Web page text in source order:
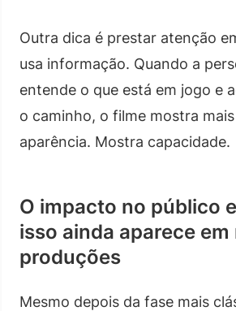
Outra dica é prestar atenção
usa informação. Quando a
entende o que está em jogo e
o caminho, o filme mostra
aparência. Mostra capacidade.
O impacto no público
isso ainda aparece em
produções
Mesmo depois da fase mais